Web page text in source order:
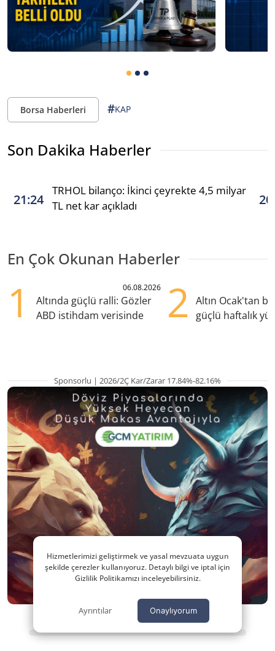
Borsa Haberleri #KAP
Son Dakika Haberler
21:24
TRHOL bilanço: İkinci çeyrekte 4,5 milyar
TL net kar açıkladı
En Çok Okunan Haberler
1 06.08.2026
Altında güçlü ralli: Gözler
ABD istihdam verisinde
2
Altın Ocak'tan
güçlü haftalık
Sponsorlu | 2026/2Ç Kar/Zarar 17.84%-82.16%
Hizmetlerimizi geliştirmek ve yasal mevzuata uygun
şekilde çerezler kullanıyoruz. Detaylı bilgi ve iptal için
Gizlilik Politikamızı inceleyebilirsiniz.
Ayrıntılar Onaylıyorum